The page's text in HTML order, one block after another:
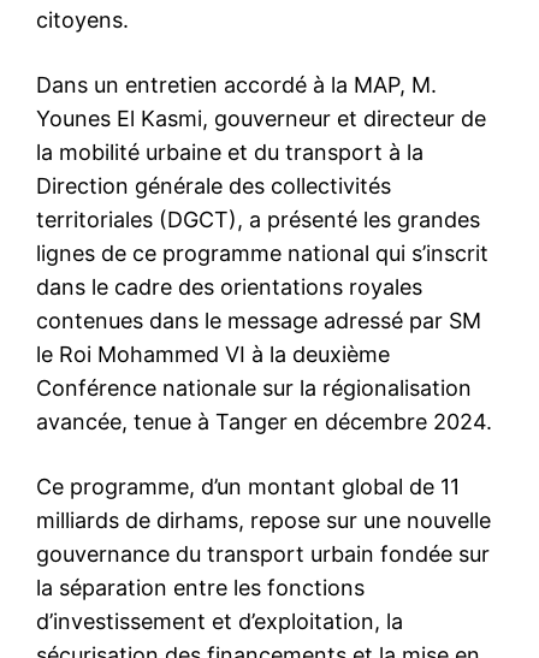
citoyens.
Dans un entretien accordé à la MAP, M.
Younes El Kasmi, gouverneur et directeur de
la mobilité urbaine et du transport à la
Direction générale des collectivités
territoriales (DGCT), a présenté les grandes
lignes de ce programme national qui s’inscrit
dans le cadre des orientations royales
contenues dans le message adressé par SM
le Roi Mohammed VI à la deuxième
Conférence nationale sur la régionalisation
avancée, tenue à Tanger en décembre 2024.
Ce programme, d’un montant global de 11
milliards de dirhams, repose sur une nouvelle
gouvernance du transport urbain fondée sur
la séparation entre les fonctions
d’investissement et d’exploitation, la